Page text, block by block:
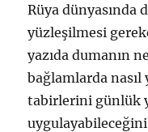
Rüya dünyasında
yüzleşilmesi
yazıda dumanın
bağlamlarda nasıl
tabirlerini günlük